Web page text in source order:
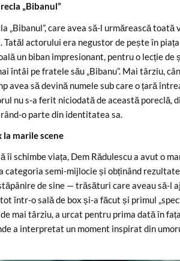
„Bibanul”
„Bibanul”, care avea să-l urmărească
Tatăl actorului era negustor de pește în
un biban impresionant, pentru o lecție
întâi pe fratele său „Bibanu”. Mai târziu,
avea să devină numele sub care o țară
nu s-a ferit niciodată de această poreclă,
o parte din identitatea sa.
la marile scene
îi schimbe viața, Dem Rădulescu a avut o
categoria semi-mijlocie și obținând
de sine — trăsături care aveau să-l
într-o sală de box și-a făcut și primul
mai târziu, a urcat pentru prima dată în
a interpretat un moment inspirat din